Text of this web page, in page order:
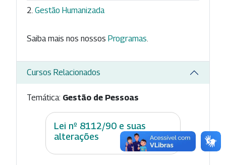
Gestão Humanizada
Saiba mais nos nossos Programas
Cursos Relacionados
Temática: Gestão de Pessoas
Lei nº 8112/90 e suas
alterações